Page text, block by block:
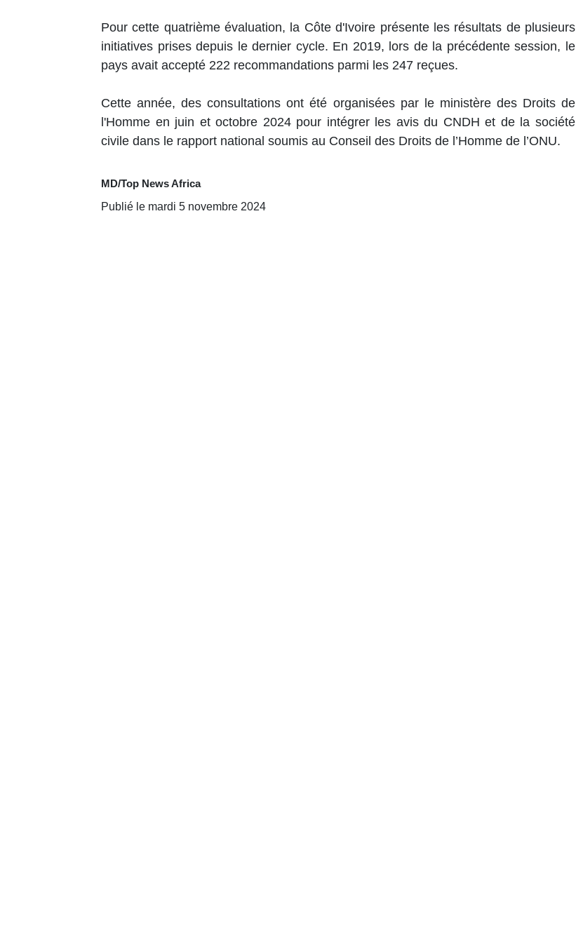
Pour cette quatrième évaluation, la Côte d'Ivoire présente les résultats de plusieurs
initiatives prises depuis le dernier cycle. En 2019, lors de la précédente session, le
pays avait accepté 222 recommandations parmi les 247 reçues.
Cette année, des consultations ont été organisées par le ministère des Droits de
l'Homme en juin et octobre 2024 pour intégrer les avis du CNDH et de la société
civile dans le rapport national soumis au Conseil des Droits de l’Homme de l’ONU.
MD/Top News Africa
Publié le mardi 5 novembre 2024